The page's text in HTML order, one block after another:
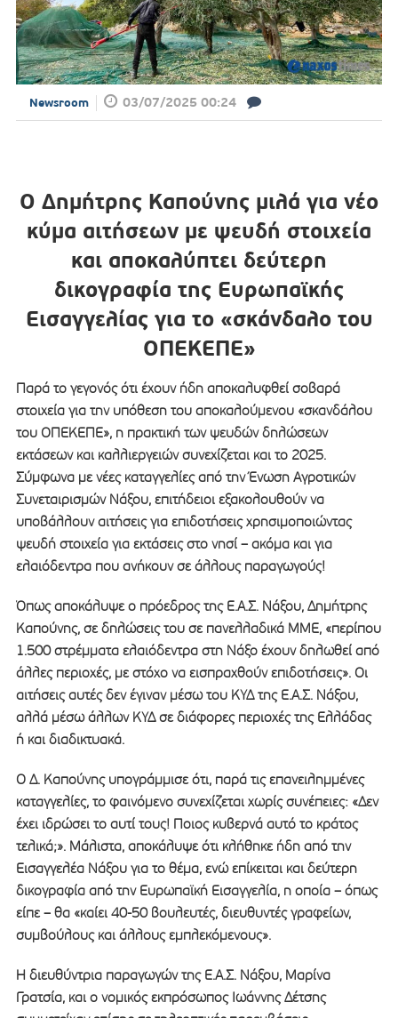
Newsroom 03/07/2025 00:24
Ο Δημήτρης Καπούνης μιλά για νέο
κύμα αιτήσεων με ψευδή στοιχεία
και αποκαλύπτει δεύτερη
δικογραφία της Ευρωπαϊκής
Εισαγγελίας για το «σκάνδαλο του
ΟΠΕΚΕΠΕ»
Παρά το γεγονός ότι έχουν ήδη αποκαλυφθεί σοβαρά
στοιχεία για την υπόθεση του αποκαλούμενου «σκανδάλου
του ΟΠΕΚΕΠΕ», η πρακτική των ψευδών δηλώσεων
εκτάσεων και καλλιεργειών συνεχίζεται και το 2025.
Σύμφωνα με νέες καταγγελίες από την Ένωση Αγροτικών
Συνεταιρισμών Νάξου, επιτήδειοι εξακολουθούν να
υποβάλλουν αιτήσεις για επιδοτήσεις χρησιμοποιώντας
ψευδή στοιχεία για εκτάσεις στο νησί – ακόμα και για
ελαιόδεντρα που ανήκουν σε άλλους παραγωγούς!
Όπως αποκάλυψε ο πρόεδρος της Ε.Α.Σ. Νάξου, Δημήτρης
Καπούνης, σε δηλώσεις του σε πανελλαδικά ΜΜΕ, «περίπου
1.500 στρέμματα ελαιόδεντρα στη Νάξο έχουν δηλωθεί από
άλλες περιοχές, με στόχο να εισπραχθούν επιδοτήσεις». Οι
αιτήσεις αυτές δεν έγιναν μέσω του ΚΥΔ της Ε.Α.Σ. Νάξου,
αλλά μέσω άλλων ΚΥΔ σε διάφορες περιοχές της Ελλάδας
ή και διαδικτυακά.
Ο Δ. Καπούνης υπογράμμισε ότι, παρά τις επανειλημμένες
καταγγελίες, το φαινόμενο συνεχίζεται χωρίς συνέπειες: «Δεν
έχει ιδρώσει το αυτί τους! Ποιος κυβερνά αυτό το κράτος
τελικά;». Μάλιστα, αποκάλυψε ότι κλήθηκε ήδη από την
Εισαγγελέα Νάξου για το θέμα, ενώ επίκειται και δεύτερη
δικογραφία από την Ευρωπαϊκή Εισαγγελία, η οποία – όπως
είπε – θα «καίει 40-50 βουλευτές, διευθυντές γραφείων,
συμβούλους και άλλους εμπλεκόμενους».
Η διευθύντρια παραγωγών της Ε.Α.Σ. Νάξου, Μαρίνα
Γρατσία, και ο νομικός εκπρόσωπος Ιωάννης Δέτσης